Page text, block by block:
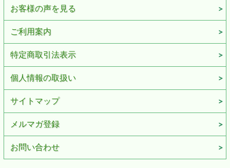
お客様の声を見る
ご利用案内
特定商取引法表示
個人情報の取扱い
サイトマップ
メルマガ登録
お問い合わせ